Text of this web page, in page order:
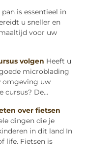
pan is essentieel in
u sneller en
voor uw
volgen Heeft u
microblading
omgeving uw
cursus? De...
over fietsen
dingen die je
in dit land In
life. Fietsen is